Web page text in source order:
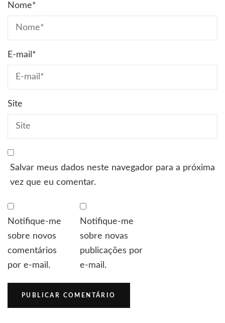
Nome*
E-mail *
Site
Salvar meus dados neste navegador para a próxima
vez que eu comentar.
Notifique-me
sobre novos
comentários
por e-mail.
Notifique-me
sobre novas
publicações por
e-mail.